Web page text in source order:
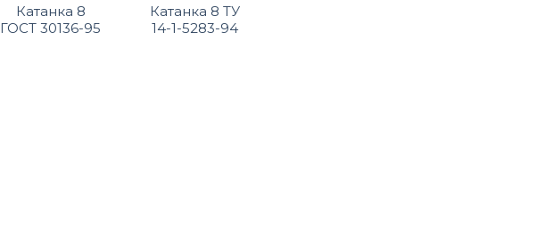
Катанка 8
ГОСТ 30136-95
Катанка 8 ТУ
14-1-5283-94